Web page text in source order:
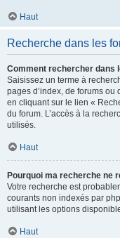
Haut
Recherche dans les
Comment rechercher dans
Saisissez un terme à
pages d’index, de forums
en cliquant sur le lien «
du forum. L’accès à la
utilisés.
Haut
Pourquoi ma recherche ne
Votre recherche est
courants non indexés par
utilisant les options
Haut